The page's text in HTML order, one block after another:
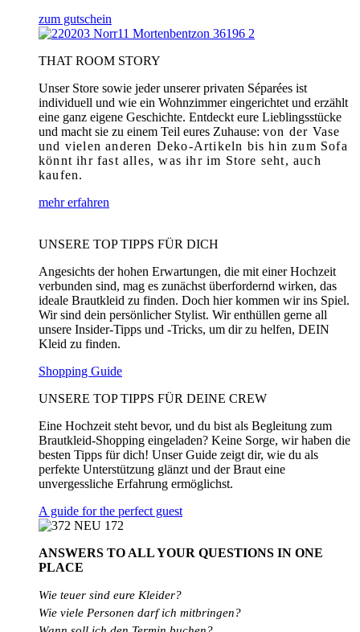
zum gutschein
THAT ROOM STORY
Unser Store sowie jeder unserer privaten Séparées ist
individuell und wie ein Wohnzimmer eingerichtet und erzählt
eine ganz eigene Geschichte. Entdeckt eure Lieblingsstücke
und macht sie zu einem Teil eures Zuhause: von der Vase
und vielen anderen Deko-Artikeln bis hin zum Sofa
könnt ihr fast alles, was ihr im Store seht, auch
kaufen.
mehr erfahren
UNSERE TOP TIPPS FÜR DICH
Angesichts der hohen Erwartungen, die mit einer Hochzeit
verbunden sind, mag es zunächst überfordernd wirken, das
ideale Brautkleid zu finden. Doch hier kommen wir ins Spiel.
Wir sind dein persönlicher Stylist. Wir enthüllen gerne all
unsere Insider-Tipps und -Tricks, um dir zu helfen, DEIN
Kleid zu finden.
Shopping Guide
UNSERE TOP TIPPS FÜR DEINE CREW
Eine Hochzeit steht bevor, und du bist als Begleitung zum
Brautkleid-Shopping eingeladen? Keine Sorge, wir haben die
besten Tipps für dich! Unser Guide zeigt dir, wie du als
perfekte Unterstützung glänzt und der Braut eine
unvergessliche Erfahrung ermöglichst.
A guide for the perfect guest
ANSWERS TO ALLYOUR QUESTIONS IN ONE
PLACE
Wie teuer sind eure Kleider?
Wie viele Personen darf ich mitbringen?